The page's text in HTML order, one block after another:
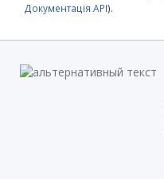
Документація API).